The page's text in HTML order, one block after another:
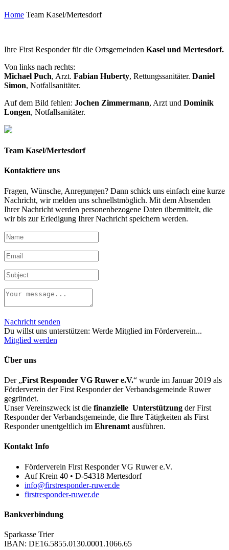
Home Team Kasel/Mertesdorf
Ihre First Responder für die Ortsgemeinden Kasel und Mertesdorf.
Von links nach rechts:
Michael Puch, Arzt. Fabian Huberty, Rettungssanitäter. Daniel
Simon, Notfallsanitäter.
Auf dem Bild fehlen: Jochen Zimmermann, Arzt und Dominik
Longen, Notfallsanitäter.
Team Kasel/Mertesdorf
Kontaktiere uns
Fragen, Wünsche, Anregungen? Dann schick uns einfach eine kurze
Nachricht, wir melden uns schnellstmöglich. Mit dem Absenden
Ihrer Nachricht werden personenbezogene Daten übermittelt, die
wir bis zur Erledigung Ihrer Nachricht speichern werden.
Nachricht senden
Du willst uns unterstützen: Werde Mitglied im Förderverein...
Mitglied werden
Über uns
Der „First Responder VG Ruwer e.V.“ wurde im Januar 2019 als
Förderverein der First Responder der Verbandsgemeinde Ruwer
gegründet.
Unser Vereinszweck ist die finanzielle Unterstützung der First
Responder der Verbandsgemeinde, die Ihre Tätigkeiten als First
Responder unentgeltlich im Ehrenamt ausführen.
Kontakt Info
Förderverein First Responder VG Ruwer e.V.
Auf Krein 40 • D-54318 Mertesdorf
info@firstresponder-ruwer.de
firstresponder-ruwer.de
Bankverbindung
Sparkasse Trier
IBAN: DE16.5855.0130.0001.1066.65